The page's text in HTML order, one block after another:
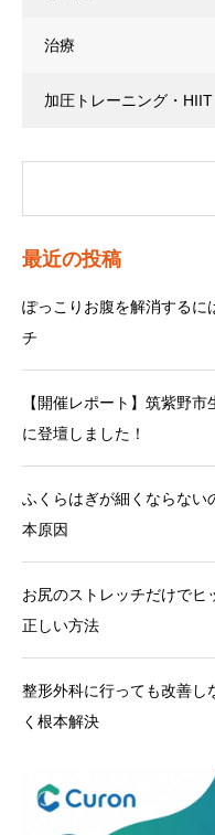
治療
加圧トレーニング・HIIT
最近の投稿
ぽっこりお腹を解消するに
チ
【開催レポート】筑紫野
に登壇しました！
ふくらはぎが細くならない
本原因
お尻のストレッチだけでヒ
正しい方法
整形外科に行っても改善し
く根本解決